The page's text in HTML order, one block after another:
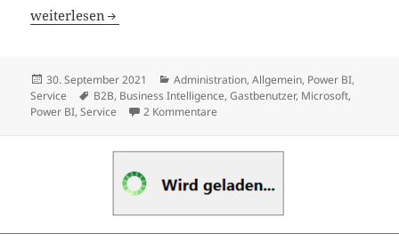
Verteilen von Power BI-Inhalten an externe
weiterlesen
Veröffentlicht
am
30. September 2021 Kategorien
Administration,Allgemein, Power BI,
Service
Schlagwörter
B2B, Business Intelligence,Gastbenutzer, Microsoft,
Power BI,Service 2 Kommentare